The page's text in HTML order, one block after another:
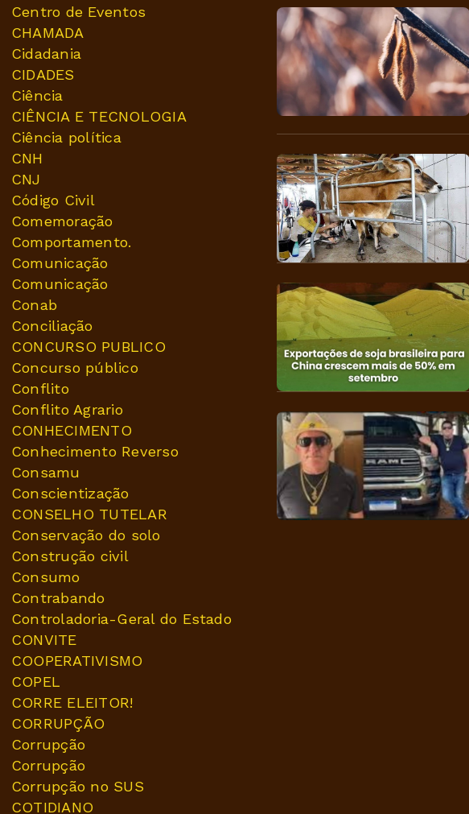
Centro de Eventos
CHAMADA
Cidadania
CIDADES
Ciência
CIÊNCIA E TECNOLOGIA
Ciência política
CNH
CNJ
Código Civil
Comemoração
Comportamento.
Comunicação
Comunicação
Conab
Conciliação
CONCURSO PUBLICO
Concurso público
Conflito
Conflito Agrario
CONHECIMENTO
Conhecimento Reverso
Consamu
Conscientização
CONSELHO TUTELAR
Conservação do solo
Construção civil
Consumo
Contrabando
Controladoria-Geral do Estado
CONVITE
COOPERATIVISMO
COPEL
CORRE ELEITOR!
CORRUPÇÃO
Corrupção
Corrupção
Corrupção no SUS
COTIDIANO